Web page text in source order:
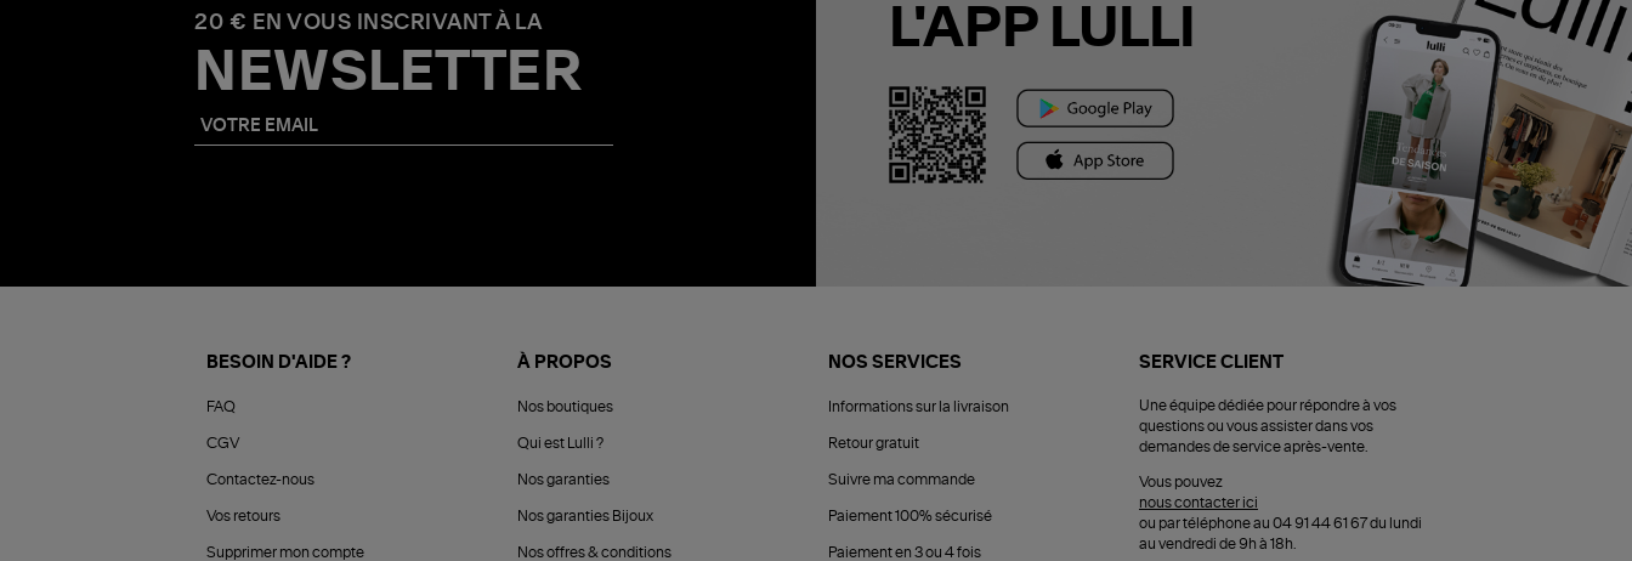
20 € EN VOUS INSCRIVANT À LA
NEWSLETTER
L'APP LULLI
BESOIN D'AIDE ?
FAQ
CGV
Contactez-nous
Vos retours
Supprimer mon compte
À PROPOS
Nos boutiques
Qui est Lulli ?
Nos garanties
Nos garanties Bijoux
Nos offres & conditions
NOS SERVICES
Informations sur la livraison
Retour gratuit
Suivre ma commande
Paiement 100% sécurisé
Paiement en 3 ou 4 fois
SERVICE CLIENT
Une équipe dédiée pour répondre à vos
questions ou vous assister dans vos
demandes de service après-vente.
Vous pouvez
nous contacter ici
ou par téléphone au 04 91 44 61 67 du lundi
au vendredi de 9h à 18h.